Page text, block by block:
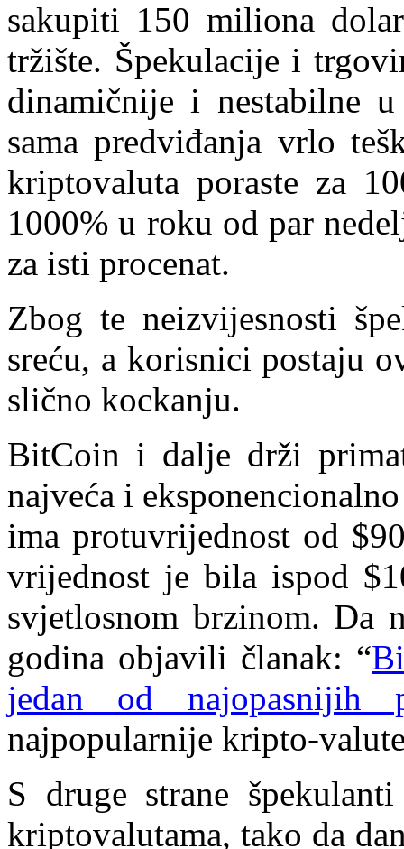
sakupiti 150 miliona
tržište. Špekulacije i
dinamičnije i nestabilne
sama predviđanja vrlo
kriptovaluta poraste za
1000% u roku od par
za isti procenat.
Zbog te neizvijesnosti
sreću, a korisnici postaju
slično kockanju.
BitCoin i dalje drži
najveća i
ima protuvrijednost od
vrijednost je bila ispod
svjetlosnom brzinom. Da
godina objavili članak: “
jedan od najopasnijih
najpopularnije kripto-
S druge strane
kriptovalutama, tako da